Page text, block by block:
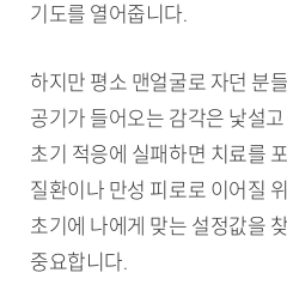
기도를 열어줍니다.
하지만 평소 맨얼굴로 자던 분
공기가 들어오는 감각은 낯설
초기 적응에 실패하면 치료를
질환이나 만성 피로로 이어질
초기에 나에게 맞는 설정값을
중요합니다.